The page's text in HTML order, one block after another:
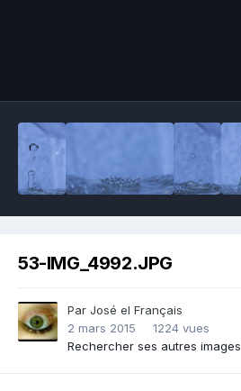
53-IMG_4992.JPG
Par José el Français
2 mars 2015
1224 vues
Rechercher ses autres images